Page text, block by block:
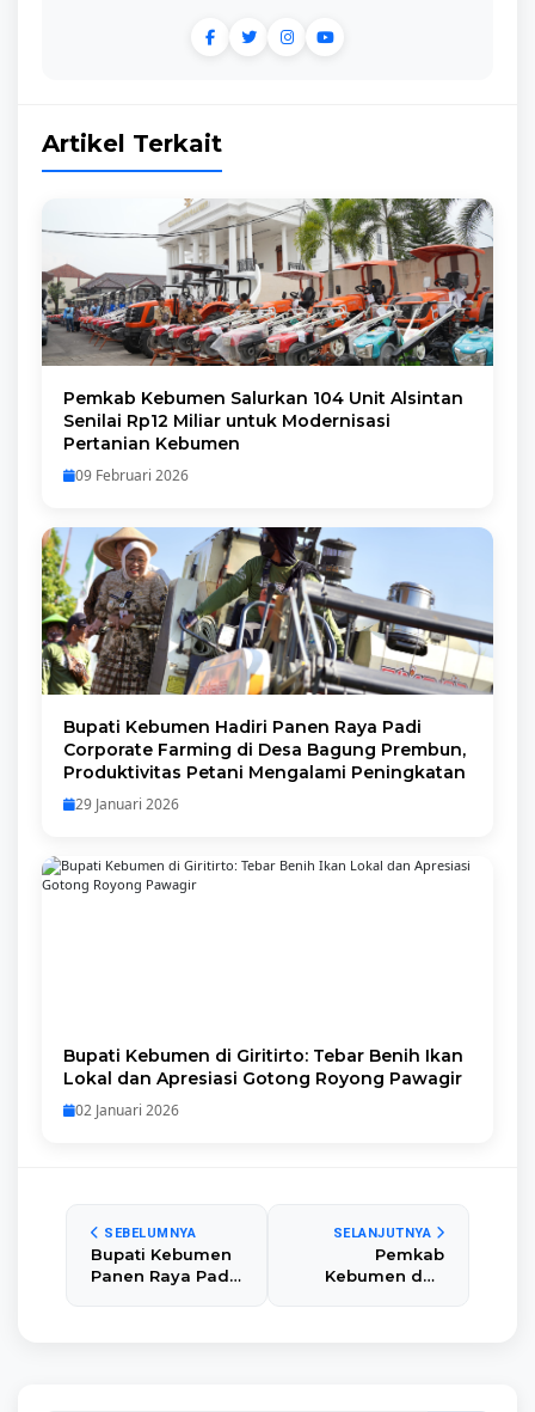
Artikel Terkait
Pemkab Kebumen Salurkan 104 Unit Alsintan
Senilai Rp12 Miliar untuk Modernisasi
Pertanian Kebumen
09 Februari 2026
Bupati Kebumen Hadiri Panen Raya Padi
Corporate Farming di Desa Bagung Prembun,
Produktivitas Petani Mengalami Peningkatan
29 Januari 2026
Bupati Kebumen di Giritirto: Tebar Benih Ikan
Lokal dan Apresiasi Gotong Royong Pawagir
02 Januari 2026
SEBELUMNYA
Bupati Kebumen
Panen Raya Padi
SELANJUTNYA
Pemkab
Kebumen dan